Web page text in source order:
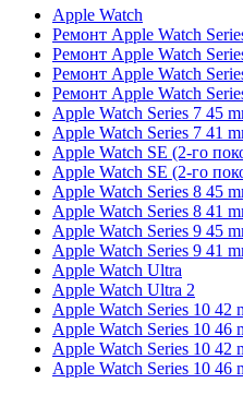
Apple Watch
Ремонт Apple Watch
Ремонт Apple Watch
Ремонт Apple Watch
Ремонт Apple Watch
Apple Watch Series 7 45
Apple Watch Series 7 41
Apple Watch SE (2-го
Apple Watch SE (2-го
Apple Watch Series 8 45
Apple Watch Series 8 41
Apple Watch Series 9 45
Apple Watch Series 9 41
Apple Watch Ultra
Apple Watch Ultra 2
Apple Watch Series 10 42
Apple Watch Series 10 46
Apple Watch Series 10 42
Apple Watch Series 10 46